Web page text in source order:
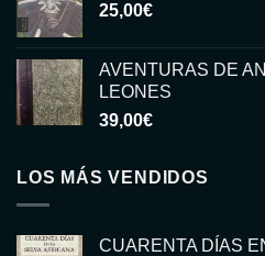
25,00€
AVENTURAS DE
LEONES
39,00€
LOS MÁS VENDIDOS
CUARENTA DÍAS